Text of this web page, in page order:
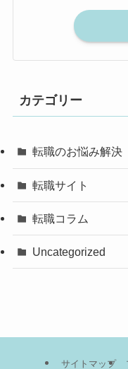
カテゴリー
転職のお悩み解決
転職サイト
転職コラム
Uncategorized
サイトマップ